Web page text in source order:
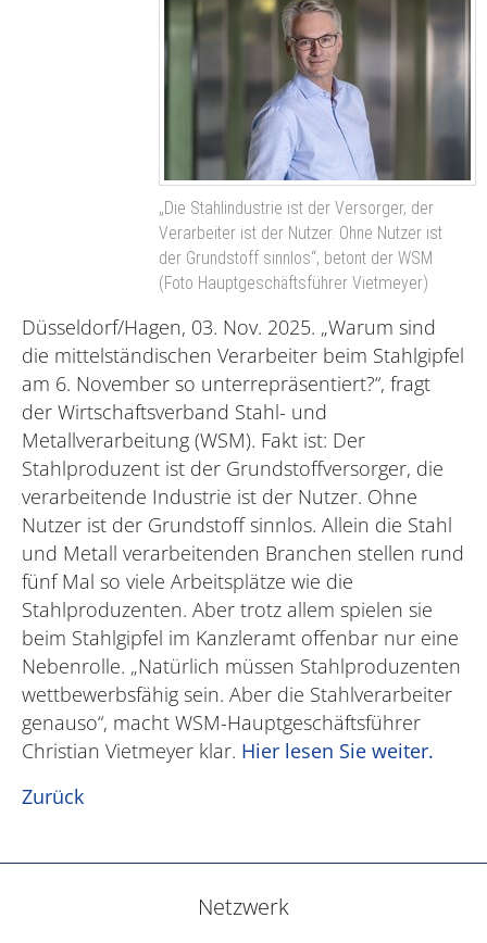
„Die Stahlindustrie ist der Versorger, der
Verarbeiter ist der Nutzer. Ohne Nutzer ist
der Grundstoff sinnlos“, betont der WSM
(Foto Hauptgeschäftsführer Vietmeyer)
Düsseldorf/Hagen, 03. Nov. 2025. „Warum sind
die mittelständischen Verarbeiter beim Stahlgipfel
am 6. November so unterrepräsentiert?“, fragt
der Wirtschaftsverband Stahl- und
Metallverarbeitung (WSM). Fakt ist: Der
Stahlproduzent ist der Grundstoffversorger, die
verarbeitende Industrie ist der Nutzer. Ohne
Nutzer ist der Grundstoff sinnlos. Allein die Stahl
und Metall verarbeitenden Branchen stellen rund
fünf Mal so viele Arbeitsplätze wie die
Stahlproduzenten. Aber trotz allem spielen sie
beim Stahlgipfel im Kanzleramt offenbar nur eine
Nebenrolle. „Natürlich müssen Stahlproduzenten
wettbewerbsfähig sein. Aber die Stahlverarbeiter
genauso“, macht WSM-Hauptgeschäftsführer
Christian Vietmeyer klar. Hier lesen Sie weiter.
Zurück
Netzwerk